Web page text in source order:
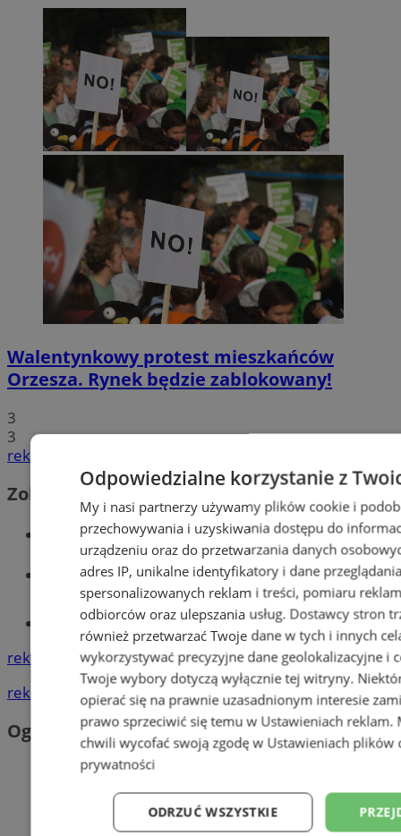
Walentynkowy protest mieszkańców
Orzesza. Rynek będzie zablokowany!
3
3
reklama
Zobacz również
Wiadomości kryminalne w Orzeszu
Wiadomości lokalne
Tworzenie stron www - Orzesze
reklama
reklama
Ogłoszenia
Odpowiedzialne korzystanie z
My i nasi partnerzy używamy plików cookie i
przechowywania i uzyskiwania dostępu do
urządzeniu oraz do przetwarzania danych
adres IP, unikalne identyfikatory i dane
spersonalizowanych reklam i treści, pomiaru
odbiorców oraz ulepszania usług. Dostawcy stron
również przetwarzać Twoje dane w tych i innych
wykorzystywać precyzyjne dane geolokalizacyjne i
Twoje wybory dotyczą wyłącznie tej witryny.
opierać się na prawnie uzasadnionym interesie
prawo sprzeciwić się temu w Ustawieniach reklam.
chwili wycofać swoją zgodę w Ustawieniach plików
prywatności
ODRZUĆ WSZYSTKIE